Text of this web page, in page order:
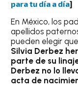
para tu día a día]
En México, los
apellidos
pueden elegir
Silvia Derbez
parte de su
Derbez no lo
acta de